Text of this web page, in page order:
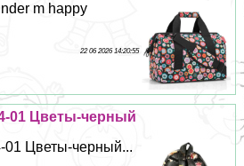
m happy
22 06 2026 14:20:55
01 Цветы-черный
01 Цветы-черный...